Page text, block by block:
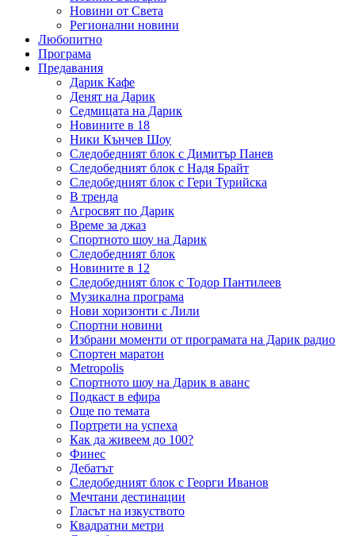
Новини от Света
Регионални новини
Любопитно
Програма
Предавания
Дарик Кафе
Денят на Дарик
Седмицата на Дарик
Новините в 18
Ники Кънчев Шоу
Следобедният блок с Димитър Панев
Следобедният блок с Надя Брайт
Следобедният блок с Гери Турийска
В тренда
Агросвят по Дарик
Време за джаз
Спортното шоу на Дарик
Следобедният блок
Новините в 12
Следобедният блок с Тодор Пантилеев
Музикална програма
Нови хоризонти с Лили
Спортни новини
Избрани моменти от програмата на Дарик радио
Спортен маратон
Metropolis
Спортното шоу на Дарик в аванс
Подкаст в ефира
Още по темата
Портрети на успеха
Как да живеем до 100?
Финес
Дебатът
Следобедният блок с Георги Иванов
Мечтани дестинации
Гласът на изкуството
Квадратни метри